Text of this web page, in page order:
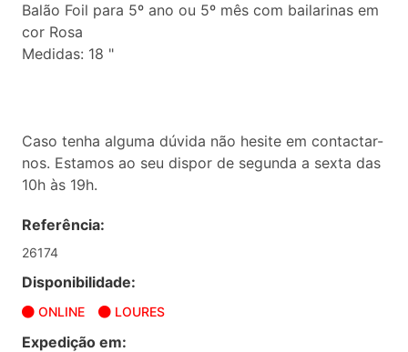
Balão Foil para 5º ano ou 5º mês com bailarinas em
cor Rosa
Medidas: 18 "
Caso tenha alguma dúvida não hesite em contactar-
nos. Estamos ao seu dispor de segunda a sexta das
10h às 19h.
Referência:
26174
Disponibilidade:
ONLINE LOURES
Expedição em: